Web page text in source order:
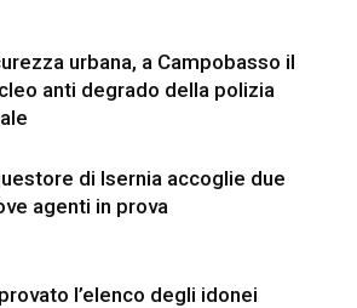
urbana, a Campobasso il
anti degrado della polizia
di Isernia accoglie due
agenti in prova
l’elenco degli idonei